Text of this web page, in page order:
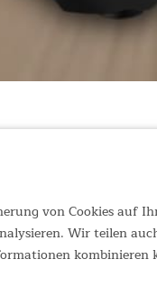
ihrem innovativen
Trainingsgerät
zum
Krafttraining
von Cookies auf
Wir teilen